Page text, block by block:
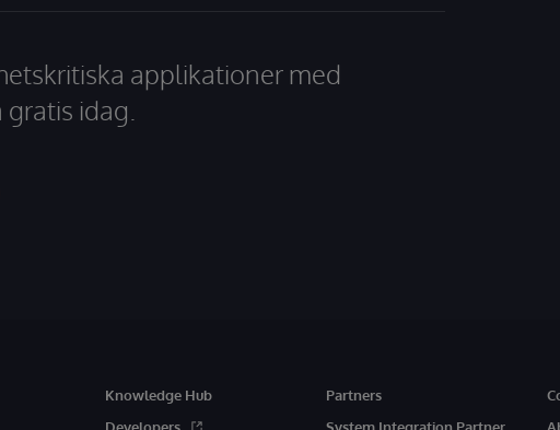
applikationer med
idag.
Knowledge Hub
Developers
Partners
System Integration Partner